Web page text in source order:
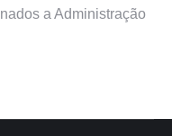
a Administração